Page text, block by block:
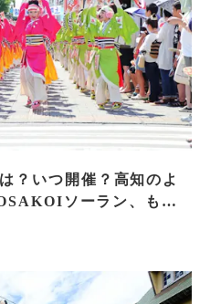
？いつ開催？高知のよ
ソーラン、もう